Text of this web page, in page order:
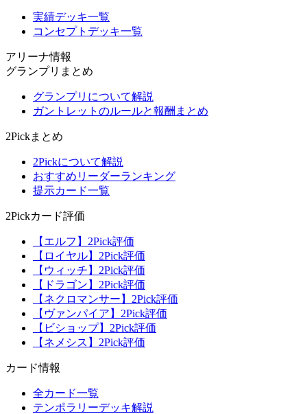
実績デッキ一覧
コンセプトデッキ一覧
アリーナ情報
グランプリまとめ
グランプリについて解説
ガントレットのルールと報酬まとめ
2Pickまとめ
2Pickについて解説
おすすめリーダーランキング
提示カード一覧
2Pickカード評価
【エルフ】2Pick評価
【ロイヤル】2Pick評価
【ウィッチ】2Pick評価
【ドラゴン】2Pick評価
【ネクロマンサー】2Pick評価
【ヴァンパイア】2Pick評価
【ビショップ】2Pick評価
【ネメシス】2Pick評価
カード情報
全カード一覧
テンポラリーデッキ解説